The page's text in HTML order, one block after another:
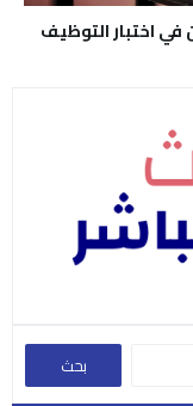
في اختبار التوظيف